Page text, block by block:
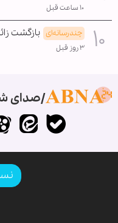
۱۰ ساعت قبل
چندرسانه‌ای بازگشت
۳ روز قبل
صدای